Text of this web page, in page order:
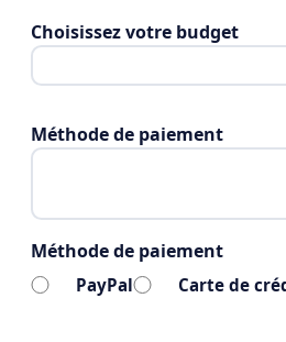
Choisissez votre budget
Méthode de paiement
Méthode de paiement
PayPal Carte de